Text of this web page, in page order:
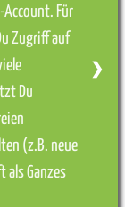
Account. Für
Zugriff auf
Du
(z.B. neue
als Ganzes
❯